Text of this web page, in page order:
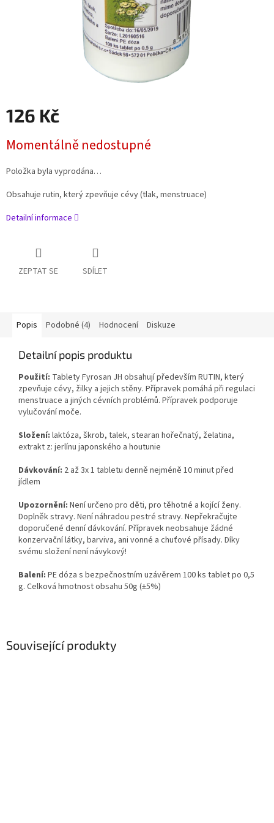
126 Kč
cena:
Momentálně nedostupné
Položka byla vyprodána…
Obsahuje rutin, který zpevňuje cévy (tlak, menstruace)
Detailní informace
ZEPTAT SE SDÍLET
Související produkty
Popis Podobné (4) Hodnocení Diskuze
Detailní popis produktu
Použití: Tablety Fyrosan JH obsahují především RUTIN, který
zpevňuje cévy, žilky a jejich stěny. Přípravek pomáhá při regulaci
menstruace a jiných cévních problémů. Přípravek podporuje
vylučování moče.
Složení: laktóza, škrob, talek, stearan hořečnatý, želatina,
extrakt z: jerlínu japonského a houtunie
Dávkování: 2 až 3x 1 tabletu denně nejméně 10 minut před
jídlem
Upozornění: Není určeno pro děti, pro těhotné a kojící ženy.
Doplněk stravy. Není náhradou pestré stravy. Nepřekračujte
doporučené denní dávkování. Přípravek neobsahuje žádné
konzervační látky, barviva, ani vonné a chuťové přísady. Díky
svému složení není návykový!
Balení: PE dóza s bezpečnostním uzávěrem 100 ks tablet po 0,5
g. Celková hmotnost obsahu 50g (±5%)